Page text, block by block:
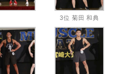
3位 菊田 和典